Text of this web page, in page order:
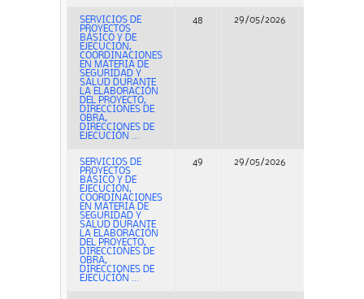
SERVICIOS DE
PROYECTOS
BÁSICO Y DE
EJECUCIÓN,
COORDINACIONES
EN MATERIA DE
SEGURIDAD Y
SALUD DURANTE
LA ELABORACIÓN
DEL PROYECTO,
DIRECCIONES DE
OBRA,
DIRECCIONES DE
EJECUCIÓN ...
48 29/05/2026
SERVICIOS DE
PROYECTOS
BÁSICO Y DE
EJECUCIÓN,
COORDINACIONES
EN MATERIA DE
SEGURIDAD Y
SALUD DURANTE
LA ELABORACIÓN
DEL PROYECTO,
DIRECCIONES DE
OBRA,
DIRECCIONES DE
EJECUCIÓN ...
49 29/05/2026